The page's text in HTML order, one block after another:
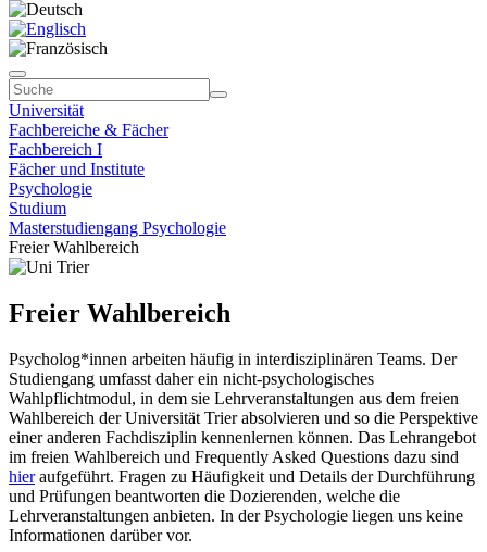
Universität
Fachbereiche & Fächer
Fachbereich I
Fächer und Institute
Psychologie
Studium
Masterstudiengang Psychologie
Freier Wahlbereich
Freier Wahlbereich
Psycholog*innen arbeiten häufig in interdisziplinären Teams. Der
Studiengang umfasst daher ein nicht-psychologisches
Wahlpflichtmodul, in dem sie Lehrveranstaltungen aus dem freien
Wahlbereich der Universität Trier absolvieren und so die Perspektive
einer anderen Fachdisziplin kennenlernen können. Das Lehrangebot
im freien Wahlbereich und Frequently Asked Questions dazu sind
hieraufgeführt. Fragen zu Häufigkeit und Details der Durchführung
und Prüfungen beantworten die Dozierenden, welche die
Lehrveranstaltungen anbieten. In der Psychologie liegen uns keine
Informationen darüber vor.